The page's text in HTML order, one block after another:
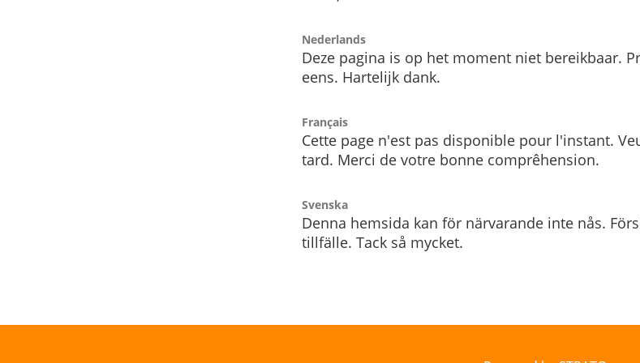
Nederlands
Deze pagina is op het moment niet bereikbaar.
eens. Hartelijk dank.
Français
Cette page n'est pas disponible pour l'instant.
tard. Merci de votre bonne comprêhension.
Svenska
Denna hemsida kan för närvarande inte nås.
tillfälle. Tack så mycket.